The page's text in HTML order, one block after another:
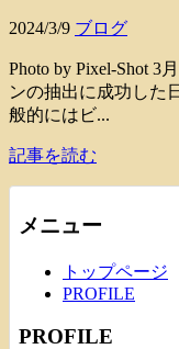
2024/3/9 ブログ
Photo by Pixel-Shot 3
ンの抽出に成功した
般的にはビ...
記事を読む
メニュー
トップページ
PROFILE
PROFILE